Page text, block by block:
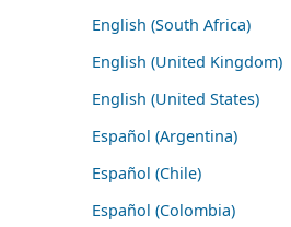
English (South Africa)
English (United Kingdom)
English (United States)
Español (Argentina)
Español (Chile)
Español (Colombia)